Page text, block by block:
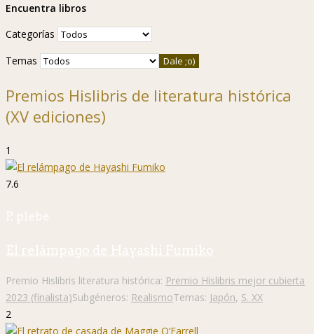
Encuentra libros
Categorías
Temas
Premios Hislibris de literatura histórica
(XV ediciones)
1
7.6
P. plebe
El relámpago de Hayashi Fumiko
Premio Hislibris literatura histórica: Premio Hislibris mejor cubierta
2023 (finalista)Subgéneros: RealismoTemas: Japón, S. XX
2